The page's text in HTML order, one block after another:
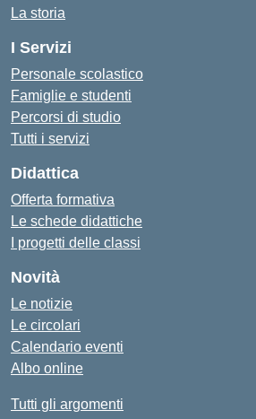
La storia
I Servizi
Personale scolastico
Famiglie e studenti
Percorsi di studio
Tutti i servizi
Didattica
Offerta formativa
Le schede didattiche
I progetti delle classi
Novità
Le notizie
Le circolari
Calendario eventi
Albo online
Tutti gli argomenti